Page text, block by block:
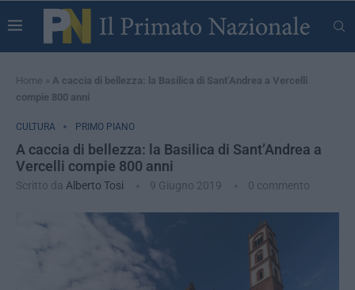
Home » A caccia di bellezza: la Basilica di Sant’Andrea a Vercelli
compie 800 anni
CULTURA PRIMO PIANO
A caccia di bellezza: la Basilica di Sant’Andrea a
Vercelli compie 800 anni
Scritto da Alberto Tosi 9 Giugno 2019 0 commento